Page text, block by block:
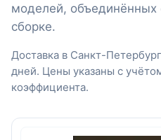
моделей,
сборке.
Доставка в Санкт-
дней. Цены указаны с
коэффициента.